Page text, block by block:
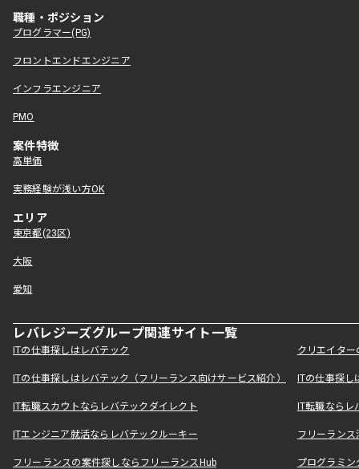
職種・ポジション
プログラマー(PG)
フロントエンドエンジニア
インフラエンジニア
PMO
案件特徴
高単価
実務経験が浅い方OK
エリア
東京都(23区)
大阪
愛知
レバレジーズグループ関連サイト一覧
ITの仕事探しはレバテック クリエイタ
ITの仕事探しはレバテック（フリーランス向けサービス紹介） ITの仕事探
IT転職スカウトならレバテックダイレクト IT転職なら
ITエンジニア就活ならレバテックルーキー フリーラン
フリーランスの案件探しならフリーランスHub プログラミ